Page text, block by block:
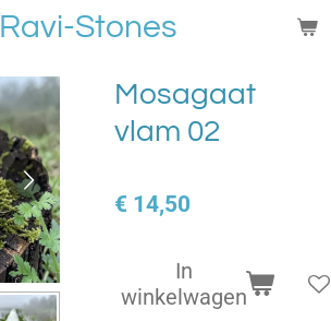
Ravi-Stones
Mosagaat
vlam 02
€ 14,50
In
winkelwagen